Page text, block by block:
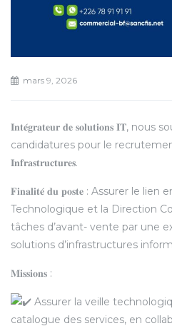
mars 9, 2026
𝐈𝐧𝐭𝐞́𝐠𝐫𝐚𝐭𝐞𝐮𝐫 𝐝𝐞 𝐬𝐨𝐥𝐮𝐭𝐢𝐨𝐧𝐬 𝐈𝐓,
candidatures pour le recrutement
𝐈𝐧𝐟𝐫𝐚𝐬𝐭𝐫𝐮𝐜𝐭𝐮𝐫𝐞𝐬.
𝐅𝐢𝐧𝐚𝐥𝐢𝐭𝐞́ 𝐝𝐮 𝐩𝐨𝐬𝐭𝐞 : Assurer le
Technologique et la Direction
tâches d’avant- vente par une
solutions d’infrastructures
𝐌𝐢𝐬𝐬𝐢𝐨𝐧𝐬 :
Assurer la veille
catalogue des services, en